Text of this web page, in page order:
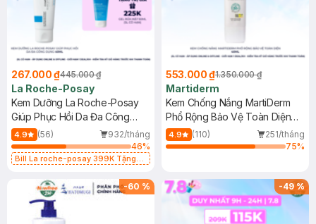
267.000 ₫445.000 ₫
La Roche-Posay
Kem Dưỡng La Roche-Posay
Giúp Phục Hồi Da Đa Công
Dụng 40ml
4.9 (56)
932/tháng
46%
Bill La roche-posay 399K Tặng
(SL có hạn)
553.000 ₫1.350.000 ₫
Martiderm
Kem Chống Nắng MartiDerm
Phổ Rộng Bảo Vệ Toàn Diện
40ml
4.9 (110)
251/tháng
75%
-60 % -49%